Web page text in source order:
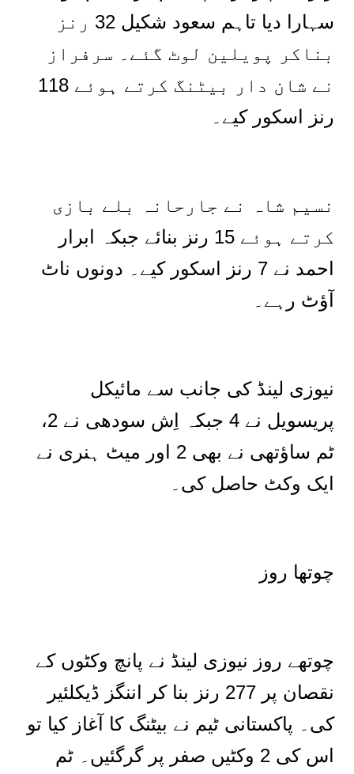
سہارا دیا تاہم سعود شکیل 32 رنز
بناکر پویلین لوٹ گئے۔ سرفراز
نے شان دار بیٹنگ کرتے ہوئے 118
رنز اسکور کیے۔
نسیم شاہ نے جارحانہ بلے بازی
کرتے ہوئے 15 رنز بنائے جبکہ ابرار
احمد نے 7 رنز اسکور کیے۔ دونوں ناٹ
آؤٹ رہے۔
نیوزی لینڈ کی جانب سے مائیکل
پریسویل نے 4 جبکہ اِش سودھی نے 2،
ٹم ساؤتھی نے بھی 2 اور میٹ ہنری نے
ایک وکٹ حاصل کی۔
چوتھا روز
چوتھے روز نیوزی لینڈ نے پانچ وکٹوں کے
نقصان پر 277 رنز بنا کر اننگز ڈیکلئیر
کی۔ پاکستانی ٹیم نے بیٹنگ کا آغاز کیا تو
اس کی 2 وکٹیں صفر پر گرگئیں۔ ٹم